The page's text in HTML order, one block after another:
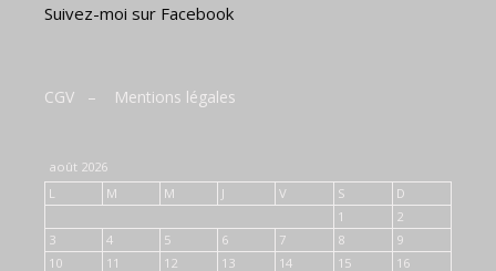
Suivez-moi sur Facebook
CGV – Mentions légales
août 2026
L
M M J V S
D
1
2
3
4 5 6 7 8
9
10
11 12 13 14 15 16